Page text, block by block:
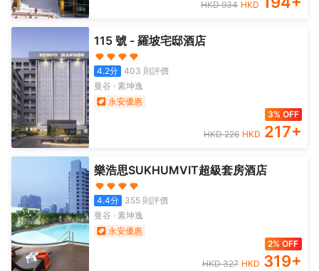
HKD934 HKD
115 號 - 羅坡宅邸酒店
4.2分 403 則評價
曼谷 · 素坤逸
永安優惠
3% OFF
HKD226 HKD 217+
樂浩思SUKHUMVIT超級套房酒店
4.4分 355則評價
曼谷 · 素坤逸
永安優惠
2% OFF
HKD327 HKD 319+